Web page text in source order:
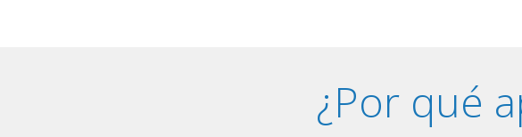
¿Por qué